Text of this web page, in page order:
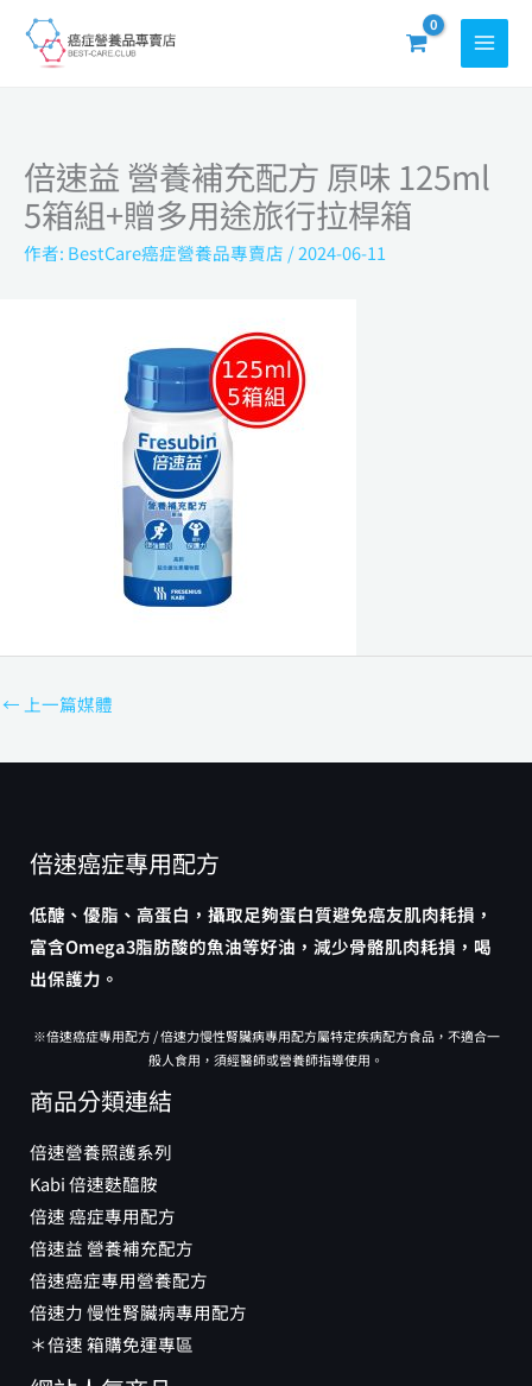
倍速益 營養補充配方 原味 125ml
5箱組+贈多用途旅行拉桿箱
作者: BestCare癌症營養品專賣店 /2024-06-11
← 上一篇媒體
倍速癌症專用配方
低醣、優脂、高蛋白，攝取足夠蛋白質避免癌友肌肉耗損，
富含Omega3脂肪酸的魚油等好油，減少骨骼肌肉耗損，喝
出保護力。
※倍速癌症專用配方 / 倍速力慢性腎臟病專用配方屬特定疾病配方食品，不適合一
般人食用，須經醫師或營養師指導使用。
商品分類連結
倍速營養照護系列
Kabi 倍速麩醯胺
倍速 癌症專用配方
倍速益 營養補充配方
倍速癌症專用營養配方
倍速力 慢性腎臟病專用配方
＊倍速 箱購免運專區